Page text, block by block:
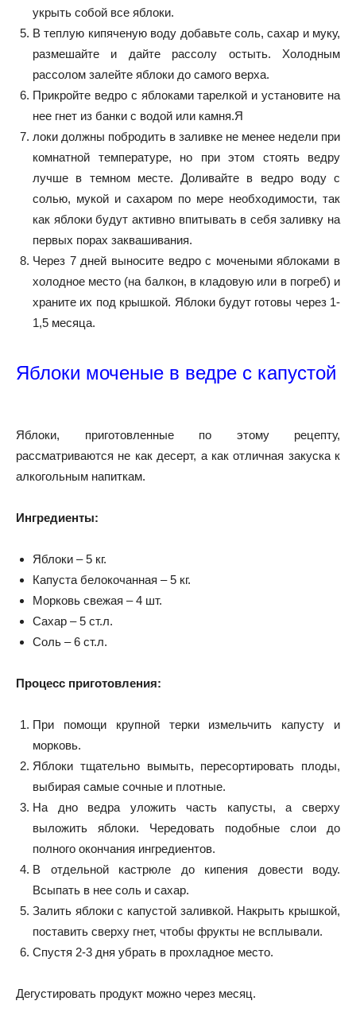
укрыть собой все яблоки.
В теплую кипяченую воду добавьте соль, сахар и муку,
размешайте и дайте рассолу остыть. Холодным
рассолом залейте яблоки до самого верха.
Прикройте ведро с яблоками тарелкой и установите на
нее гнет из банки с водой или камня.Я
локи должны побродить в заливке не менее недели при
комнатной температуре, но при этом стоять ведру
лучше в темном месте. Доливайте в ведро воду с
солью, мукой и сахаром по мере необходимости, так
как яблоки будут активно впитывать в себя заливку на
первых порах заквашивания.
Через 7 дней выносите ведро с мочеными яблоками в
холодное место (на балкон, в кладовую или в погреб) и
храните их под крышкой. Яблоки будут готовы через 1-
1,5 месяца.
Яблоки моченые в ведре с капустой
Яблоки, приготовленные по этому рецепту,
рассматриваются не как десерт, а как отличная закуска к
алкогольным напиткам.
Ингредиенты:
Яблоки – 5 кг.
Капуста белокочанная – 5 кг.
Морковь свежая – 4 шт.
Сахар – 5 ст.л.
Соль – 6 ст.л.
Процесс приготовления:
При помощи крупной терки измельчить капусту и
морковь.
Яблоки тщательно вымыть, пересортировать плоды,
выбирая самые сочные и плотные.
На дно ведра уложить часть капусты, а сверху
выложить яблоки. Чередовать подобные слои до
полного окончания ингредиентов.
В отдельной кастрюле до кипения довести воду.
Всыпать в нее соль и сахар.
Залить яблоки с капустой заливкой. Накрыть крышкой,
поставить сверху гнет, чтобы фрукты не всплывали.
Спустя 2-3 дня убрать в прохладное место.
Дегустировать продукт можно через месяц.